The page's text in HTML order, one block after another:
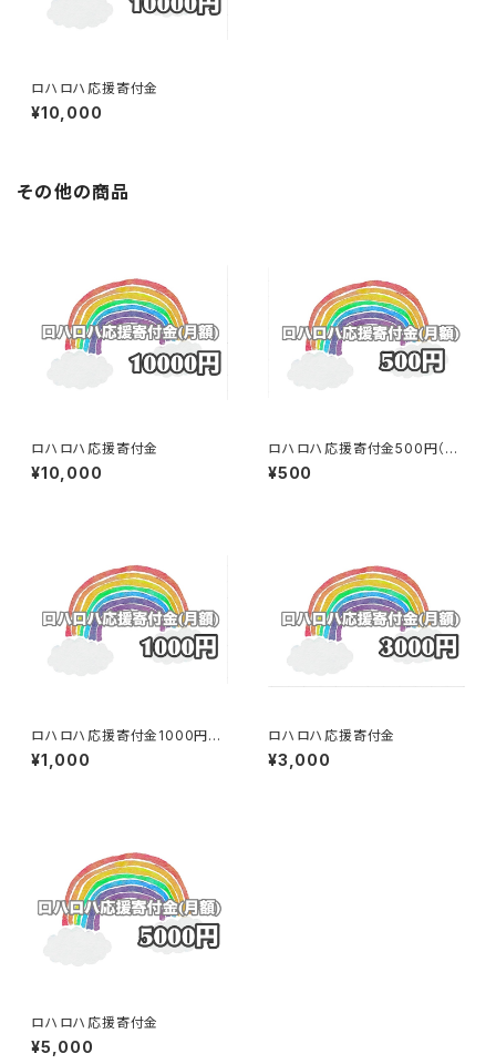
ロハロハ応援寄付金
¥10,000
その他の商品
ロハロハ応援寄付金
¥10,000
ロハロハ応援寄付金500円（月
額）
¥500
ロハロハ応援寄付金1000円
（月額）
¥1,000
ロハロハ応援寄付金
¥3,000
ロハロハ応援寄付金
¥5,000